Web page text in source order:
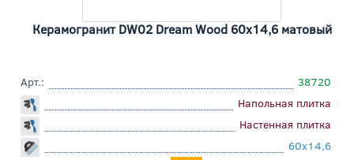
Керамогранит DW02 Dream Wood 60x14,6 матовый
Арт.:
38720
Напольная плитка
Настенная плитка
60x14,6